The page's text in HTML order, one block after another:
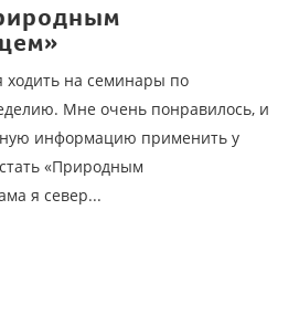
ходить на семинары по
Мне очень понравилось, и
информацию применить у
«Природным
я север...